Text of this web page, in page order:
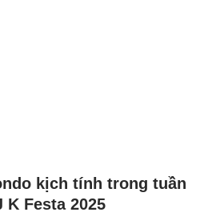
kịch tính trong tuần
K Festa 2025